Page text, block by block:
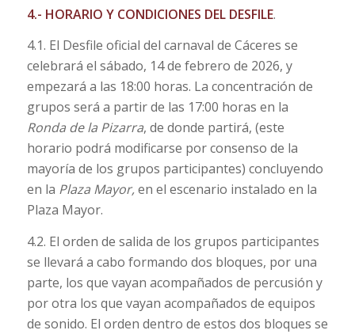
4.- HORARIO Y CONDICIONES DEL DESFILE.
4.1. El Desfile oficial del carnaval de Cáceres se
celebrará el sábado, 14 de febrero de 2026, y
empezará a las 18:00 horas. La concentración de
grupos será a partir de las 17:00 horas en la
Ronda de la Pizarra, de donde partirá, (este
horario podrá modificarse por consenso de la
mayoría de los grupos participantes) concluyendo
en la Plaza Mayor,en el escenario instalado en la
Plaza Mayor.
4.2. El orden de salida de los grupos participantes
se llevará a cabo formando dos bloques, por una
parte, los que vayan acompañados de percusión y
por otra los que vayan acompañados de equipos
de sonido. El orden dentro de estos dos bloques se